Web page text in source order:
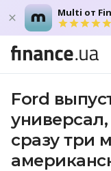
Multi от
Ford
сразу три